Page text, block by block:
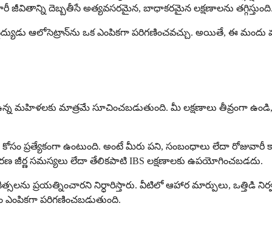
జీవితాన్ని దెబ్బతీసే అత్యవసరమైన, బాధాకరమైన లక్షణాలను
ఆలోసెట్రాన్‌ను ఒక ఎంపికగా పరిగణించవచ్చు. అయితే, ఈ
మహిళలకు మాత్రమే సూచించబడుతుంది. మీ లక్షణాలు తీవ్రంగా
ప్రత్యేకంగా ఉంటుంది. అంటే మీరు పని, సంబంధాలు లేదా
జీర్ణ సమస్యలు లేదా తేలికపాటి IBS లక్షణాలకు ఉపయోగించబడదు.
ప్రయత్నించారని నిర్ధారిస్తారు. వీటిలో ఆహార మార్పులు, ఒత్తిడి
ఎంపికగా పరిగణించబడుతుంది.